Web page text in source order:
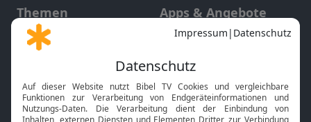
Themen
Gott und Bibel erklärt
Neuigkeiten
Apps & Angebote
Mobile App
Smart TV
HbbTV